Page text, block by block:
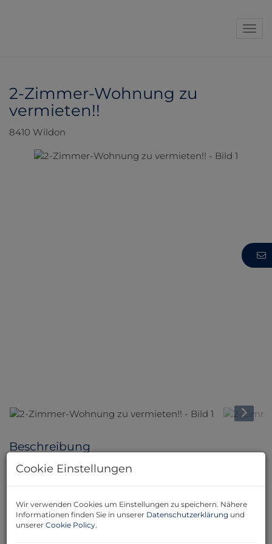
2-Zimmer-Wohnung zu
vermieten!!
8410 Wildon
Beschreibung
Diese stilvolle 81 m² große Wohnung in Wildon
verbindet modernen Wohnkomfort mit innovativer
Technik. Die großzügige Raumaufteilung, hochwertige
Ausstattung sowie intelligente Smarthome-Funktionen
machen dieses Mietobjekt besonders attraktiv für alle,
Cookie Einstellungen
Wir verwenden Cookies um Einstellungen zu speichern. Nähere
Informationen finden Sie in unserer Datenschutzerklärung und
unserer Cookie Policy.